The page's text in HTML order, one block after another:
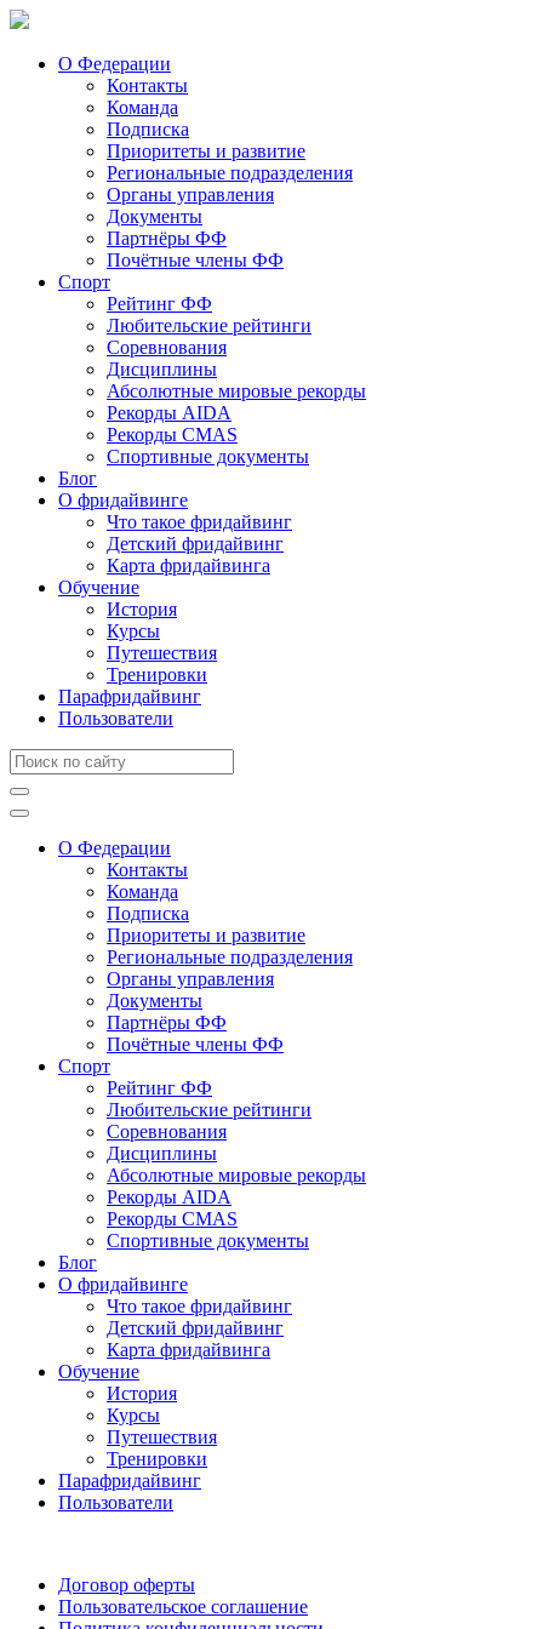
О Федерации
Контакты
Команда
Подписка
Приоритеты и развитие
Региональные подразделения
Органы управления
Документы
Партнёры ФФ
Почётные члены ФФ
Спорт
Рейтинг ФФ
Любительские рейтинги
Соревнования
Дисциплины
Абсолютные мировые рекорды
Рекорды AIDA
Рекорды CMAS
Спортивные документы
Блог
О фридайвинге
Что такое фридайвинг
Детский фридайвинг
Карта фридайвинга
Обучение
История
Курсы
Путешествия
Тренировки
Парафридайвинг
Пользователи
О Федерации
Контакты
Команда
Подписка
Приоритеты и развитие
Региональные подразделения
Органы управления
Документы
Партнёры ФФ
Почётные члены ФФ
Спорт
Рейтинг ФФ
Любительские рейтинги
Соревнования
Дисциплины
Абсолютные мировые рекорды
Рекорды AIDA
Рекорды CMAS
Спортивные документы
Блог
О фридайвинге
Что такое фридайвинг
Детский фридайвинг
Карта фридайвинга
Обучение
История
Курсы
Путешествия
Тренировки
Парафридайвинг
Пользователи
Договор оферты
Пользовательское соглашение